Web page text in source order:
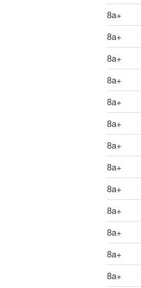
8a+
8a+
8a+
8a+
8a+
8a+
8a+
8a+
8a+
8a+
8a+
8a+
8a+